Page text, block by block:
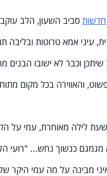
חדשות סביב השעון, הלב
עיני אמא טרוטות ובליבה
שיתכן וכבר לא ישובו הבנים
והאווירה בכל מקום
לילה מאוחרת, עמי על
מגמגם כנשוך נחש... "רועי
מבינה על מה עמי היקר